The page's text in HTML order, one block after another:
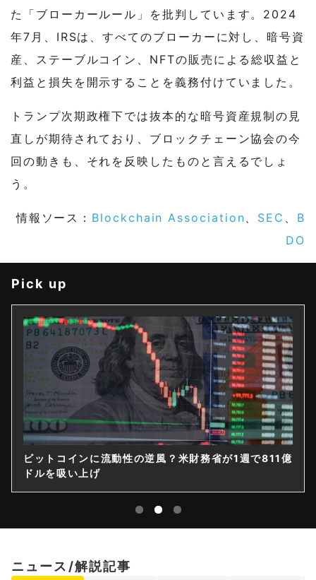
た「ブローカールール」を批判しています。2024
年7月、IRSは、すべてのブローカーに対し、暗号資
産、ステーブルコイン、NFTの販売による総収益と
利益と損失を開示することを義務付けていました。
トランプ次期政権下では抜本的な暗号資産規制の見
直しが期待されており、ブロックチェーン協会の今
回の動きも、それを反映したものと言えるでしょ
う。
情報ソース： Blockchain Association、 SEC 、 B
DO
Pick up
ビットコインに流動性の逆風？米財務省が1週で811億
ドルを吸い上げ
ニュース/解説記事